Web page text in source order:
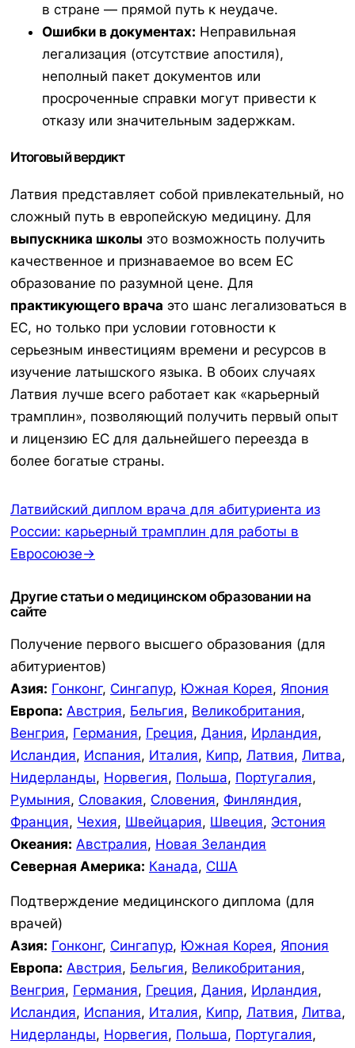
в стране — прямой путь к неудаче.
Ошибки в документах: Неправильная
легализация (отсутствие апостиля),
неполный пакет документов или
просроченные справки могут привести к
отказу или значительным задержкам.
Итоговый вердикт
Латвия представляет собой привлекательный, но
сложный путь в европейскую медицину. Для
выпускника школы это возможность получить
качественное и признаваемое во всем ЕС
образование по разумной цене. Для
практикующего врача это шанс легализоваться в
ЕС, но только при условии готовности к
серьезным инвестициям времени и ресурсов в
изучение латышского языка. В обоих случаях
Латвия лучше всего работает как «карьерный
трамплин», позволяющий получить первый опыт
и лицензию ЕС для дальнейшего переезда в
более богатые страны.
Латвийский диплом врача для абитуриента из
России: карьерный трамплин для работы в
Евросоюзе→
Другие статьи о медицинском образовании на
сайте
Получение первого высшего образования (для
абитуриентов)
Азия: Гонконг, Сингапур, Южная Корея, Япония
Европа: Австрия, Бельгия, Великобритания,
Венгрия, Германия, Греция, Дания, Ирландия,
Исландия, Испания, Италия, Кипр, Латвия, Литва,
Нидерланды, Норвегия, Польша, Португалия,
Румыния, Словакия, Словения, Финляндия,
Франция, Чехия, Швейцария, Швеция, Эстония
Океания: Австралия, Новая Зеландия
Северная Америка: Канада, США
Подтверждение медицинского диплома (для
врачей)
Азия: Гонконг, Сингапур, Южная Корея, Япония
Европа: Австрия, Бельгия, Великобритания,
Венгрия, Германия, Греция, Дания, Ирландия,
Исландия, Испания, Италия, Кипр, Латвия, Литва,
Нидерланды, Норвегия, Польша, Португалия,